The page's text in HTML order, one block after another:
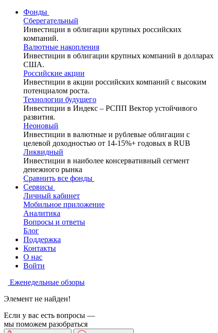
Фонды
Сберегательный
Инвестиции в облигации крупных российских
компаний.
Валютные накопления
Инвестиции в облигации крупных компаний в долларах
США.
Российские акции
Инвестиции в акции российских компаний с высоким
потенциалом роста.
Технологии будущего
Инвестиции в Индекс – РСПП Вектор устойчивого
развития.
Неоновый
Инвестиции в валютные и рублевые облигации с
целевой доходностью от 14-15%+ годовых в RUB
Ликвидный
Инвестиции в наиболее консервативный сегмент
денежного рынка
Сравнить все фонды
Сервисы
Личный кабинет
Мобильное приложение
Аналитика
Вопросы и ответы
Блог
Поддержка
Контакты
О нас
Войти
Еженедельные обзоры
Элемент не найден!
Если у вас есть вопросы —
мы поможем разобраться